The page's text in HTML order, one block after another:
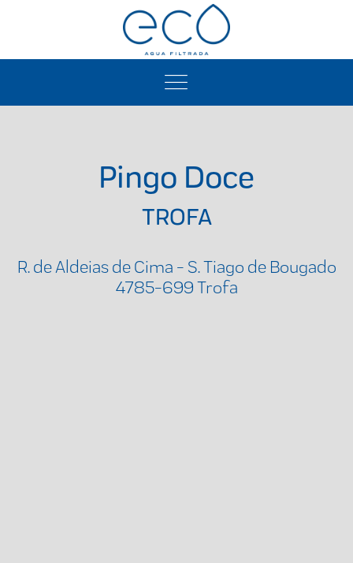
Pingo Doce
TROFA
R. de Aldeias de Cima - S. Tiago de Bougado
4785-699 Trofa